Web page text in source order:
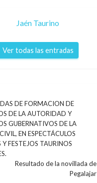
Jaén Taurino
Ver todas las entradas
DE FORMACION DE
DE LA AUTORIDAD Y
GUBERNATIVOS DE LA
EN ESPECTÁCULOS
Y FESTEJOS TAURINOS
Resultado de la novillada de
Pegalajar